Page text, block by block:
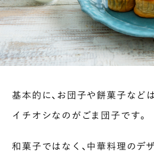
基本的に、お団子や餅菓子など
イチオシなのがごま団子です。
和菓子ではなく、中華料理のデ